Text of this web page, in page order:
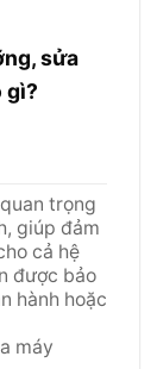
sửa
gì?
trọng
giúp đảm
cả hệ
được bảo
hành hoặc
máy